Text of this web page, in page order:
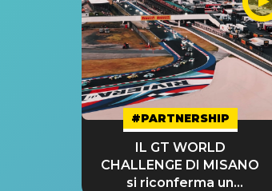
#PARTNERSHIP
IL GT WORLD
CHALLENGE DI MISANO
si riconferma un